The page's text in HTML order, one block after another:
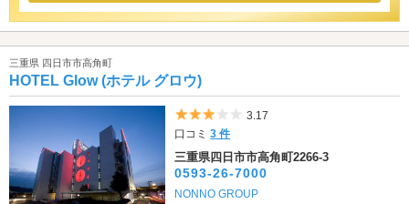
三重県 四日市市高角町
HOTEL Glow (ホテル グロウ)
5つ星のうち3
3.17
口コミ3 件
三重県四日市市高角町2266-3
0593-26-7000
NONNO GROUP